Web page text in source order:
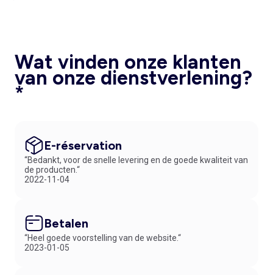
Wat vinden onze klanten
van onze dienstverlening?
*
E-réservation
“Bedankt, voor de snelle levering en de goede kwaliteit van
de producten.“
2022-11-04
Betalen
“Heel goede voorstelling van de website.“
2023-01-05